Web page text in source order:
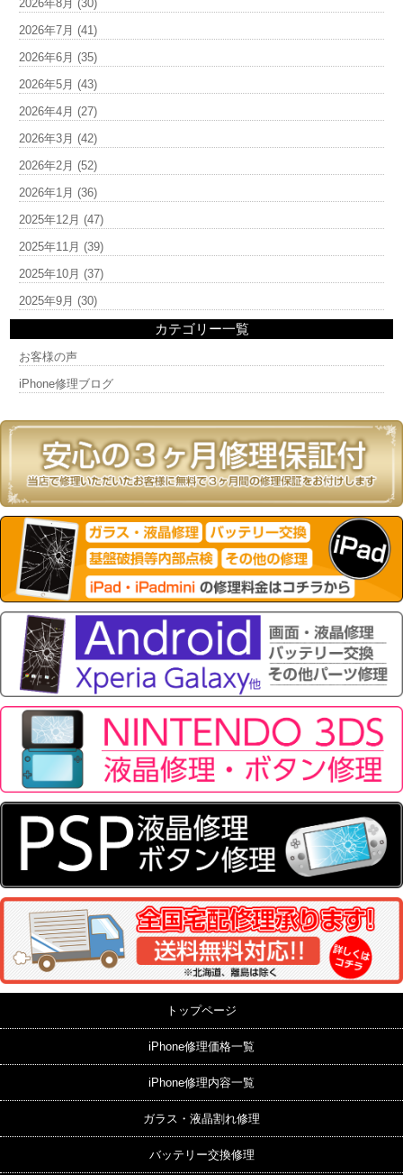
2026年8月 (30)
2026年7月 (41)
2026年6月 (35)
2026年5月 (43)
2026年4月 (27)
2026年3月 (42)
2026年2月 (52)
2026年1月 (36)
2025年12月 (47)
2025年11月 (39)
2025年10月 (37)
2025年9月 (30)
カテゴリー一覧
お客様の声
iPhone修理ブログ
トップページ
iPhone修理価格一覧
iPhone修理内容一覧
ガラス・液晶割れ修理
バッテリー交換修理